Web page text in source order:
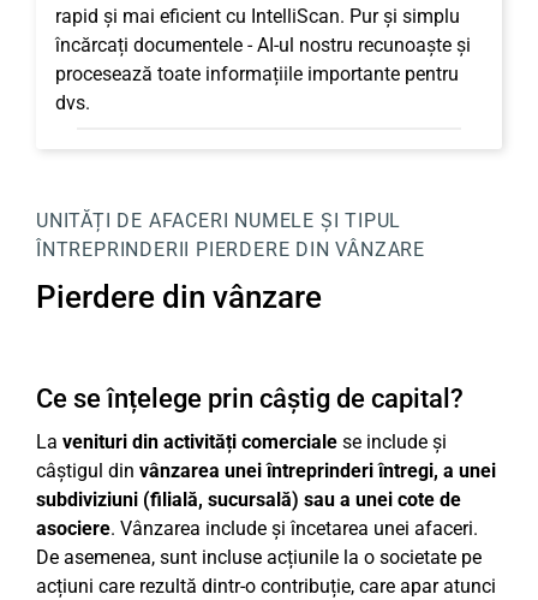
rapid și mai eficient cu IntelliScan. Pur și simplu
încărcați documentele - AI-ul nostru recunoaște și
procesează toate informațiile importante pentru
dvs.
UNITĂȚI DE AFACERI NUMELE ȘI TIPUL
ÎNTREPRINDERII PIERDERE DIN VÂNZARE
Pierdere din vânzare
Ce se înțelege prin câștig de capital?
La venituri din activități comerciale se include și
câștigul din vânzarea unei întreprinderi întregi, a unei
subdiviziuni (filială, sucursală) sau a unei cote de
asociere. Vânzarea include și încetarea unei afaceri.
De asemenea, sunt incluse acțiunile la o societate pe
acțiuni care rezultă dintr-o contribuție, care apar atunci